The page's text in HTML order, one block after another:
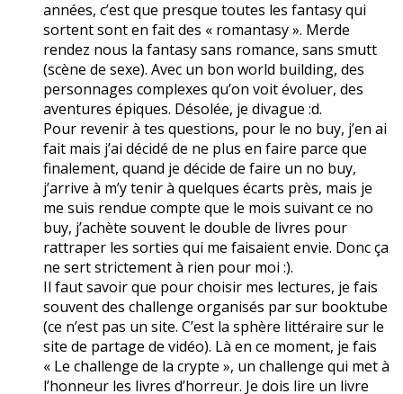
années, c’est que presque toutes les fantasy qui
sortent sont en fait des « romantasy ». Merde
rendez nous la fantasy sans romance, sans smutt
(scène de sexe). Avec un bon world building, des
personnages complexes qu’on voit évoluer, des
aventures épiques. Désolée, je divague :d.
Pour revenir à tes questions, pour le no buy, j’en ai
fait mais j’ai décidé de ne plus en faire parce que
finalement, quand je décide de faire un no buy,
j’arrive à m’y tenir à quelques écarts près, mais je
me suis rendue compte que le mois suivant ce no
buy, j’achète souvent le double de livres pour
rattraper les sorties qui me faisaient envie. Donc ça
ne sert strictement à rien pour moi :).
Il faut savoir que pour choisir mes lectures, je fais
souvent des challenge organisés par sur booktube
(ce n’est pas un site. C’est la sphère littéraire sur le
site de partage de vidéo). Là en ce moment, je fais
« Le challenge de la crypte », un challenge qui met à
l’honneur les livres d’horreur. Je dois lire un livre